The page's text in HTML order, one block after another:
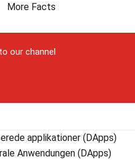
More Facts
our channel
applikationer (DApps)
Anwendungen (DApps)